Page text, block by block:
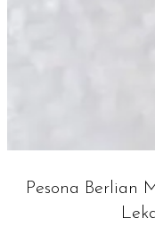
Pesona Berlian